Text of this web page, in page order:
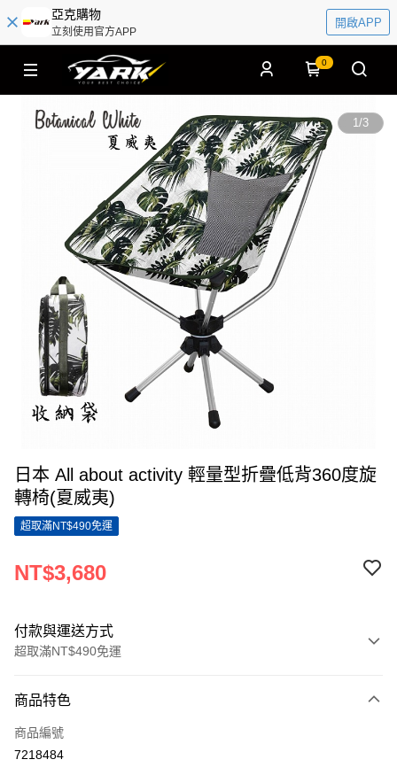
亞克購物
立刻使用官方APP
開啟APP
0
1/3
日本 All about activity 輕量型折疊低背360度旋
轉椅(夏威夷)
超取滿NT$490免運
NT$3,680
付款與運送方式
超取滿NT$490免運
信用卡一次付款
超商取貨付款
商品特色
商品編號
7218484